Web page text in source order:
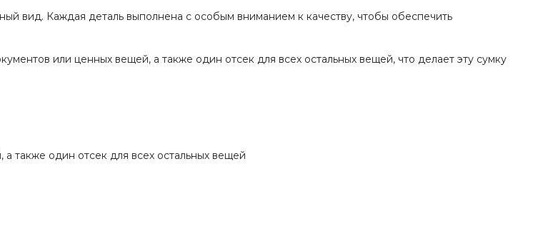
вид. Каждая деталь выполнена с особым вниманием к качеству, чтобы обеспечить
или ценных вещей, а также один отсек для всех остальных вещей, что делает эту сумку
также один отсек для всех остальных вещей